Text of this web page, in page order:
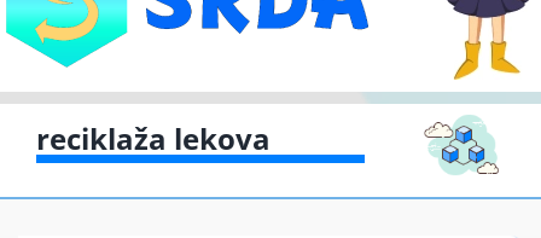
Eko pravo
Gde reciklirati
reciklaža lekova